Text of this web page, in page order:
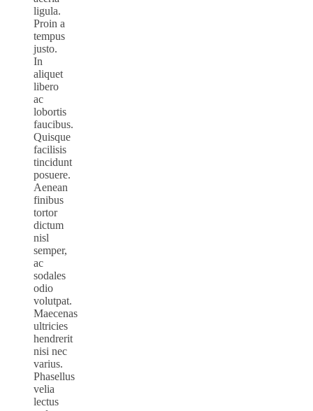
ligula.
Proin a
tempus
justo.
In
aliquet
libero
ac
lobortis
faucibus.
Quisque
facilisis
tincidunt
posuere.
Aenean
finibus
tortor
dictum
nisl
semper,
ac
sodales
odio
volutpat.
Maecenas
ultricies
hendrerit
nisi nec
varius.
Phasellus
velia
lectus